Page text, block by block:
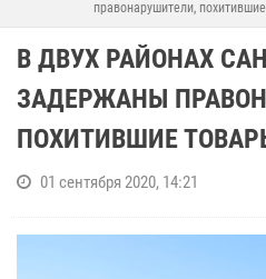
правонарушители,
В ДВУХ РАЙОНАХ
ЗАДЕРЖАНЫ
ПОХИТИВШИЕ
01 сентября 2020, 14:21